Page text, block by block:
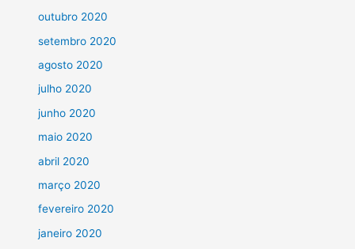
outubro 2020
setembro 2020
agosto 2020
julho 2020
junho 2020
maio 2020
abril 2020
março 2020
fevereiro 2020
janeiro 2020